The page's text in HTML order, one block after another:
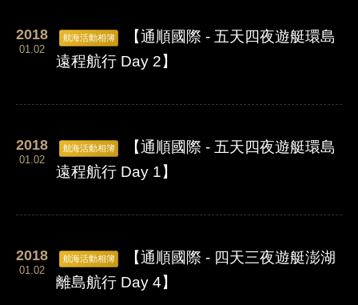
2018
01.02
航海活動相簿
【通順國際 - 五天四夜遊艇環島
遠程航行 Day 2】
2018
01.02
航海活動相簿
【通順國際 - 五天四夜遊艇環島
遠程航行 Day 1】
2018
01.02
航海活動相簿
【通順國際 - 四天三夜遊艇澎湖
離島航行 Day 4】